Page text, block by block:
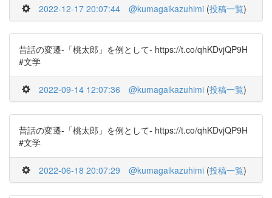
2022-12-17 20:07:44 @kumagaikazuhimi (投稿一覧)
昔話の変遷-「桃太郎」を例として- https://t.co/qhKDvjQP9H
#文学
2022-09-14 12:07:36 @kumagaikazuhimi (投稿一覧)
昔話の変遷-「桃太郎」を例として- https://t.co/qhKDvjQP9H
#文学
2022-06-18 20:07:29 @kumagaikazuhimi (投稿一覧)